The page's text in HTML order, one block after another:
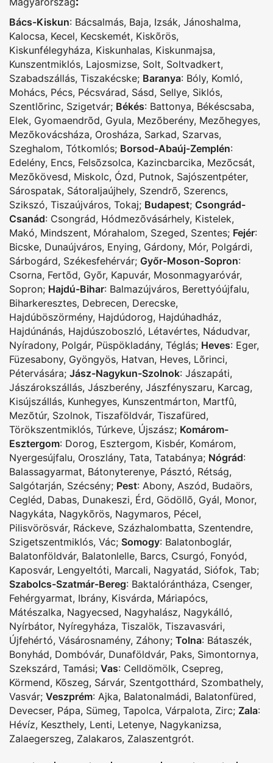
Bács-Kiskun: Bácsalmás, Baja, Izsák, Jánoshalma,
Kalocsa, Kecel, Kecskemét, Kiskõrös,
Kiskunfélegyháza, Kiskunhalas, Kiskunmajsa,
Kunszentmiklós, Lajosmizse, Solt, Soltvadkert,
Szabadszállás, Tiszakécske; Baranya: Bóly, Komló,
Mohács, Pécs, Pécsvárad, Sásd, Sellye, Siklós,
Szentlõrinc, Szigetvár; Békés: Battonya, Békéscsaba,
Elek, Gyomaendrõd, Gyula, Mezõberény, Mezõhegyes,
Mezõkovácsháza, Orosháza, Sarkad, Szarvas,
Szeghalom, Tótkomlós; Borsod-Abaúj-Zemplén:
Edelény, Encs, Felsõzsolca, Kazincbarcika, Mezõcsát,
Mezõkövesd, Miskolc, Ózd, Putnok, Sajószentpéter,
Sárospatak, Sátoraljaújhely, Szendrõ, Szerencs,
Szikszó, Tiszaújváros, Tokaj; Budapest; Csongrád-
Csanád: Csongrád, Hódmezõvásárhely, Kistelek,
Makó, Mindszent, Mórahalom, Szeged, Szentes; Fejér:
Bicske, Dunaújváros, Enying, Gárdony, Mór, Polgárdi,
Sárbogárd, Székesfehérvár; Győr-Moson-Sopron:
Csorna, Fertõd, Gyõr, Kapuvár, Mosonmagyaróvár,
Sopron; Hajdú-Bihar: Balmazújváros, Berettyóújfalu,
Biharkeresztes, Debrecen, Derecske,
Hajdúböszörmény, Hajdúdorog, Hajdúhadház,
Hajdúnánás, Hajdúszoboszló, Létavértes, Nádudvar,
Nyíradony, Polgár, Püspökladány, Téglás; Heves: Eger,
Füzesabony, Gyöngyös, Hatvan, Heves, Lõrinci,
Pétervására; Jász-Nagykun-Szolnok: Jászapáti,
Jászárokszállás, Jászberény, Jászfényszaru, Karcag,
Kisújszállás, Kunhegyes, Kunszentmárton, Martfû,
Mezõtúr, Szolnok, Tiszaföldvár, Tiszafüred,
Törökszentmiklós, Túrkeve, Újszász; Komárom-
Esztergom: Dorog, Esztergom, Kisbér, Komárom,
Nyergesújfalu, Oroszlány, Tata, Tatabánya; Nógrád:
Balassagyarmat, Bátonyterenye, Pásztó, Rétság,
Salgótarján, Szécsény; Pest: Abony, Aszód, Budaörs,
Cegléd, Dabas, Dunakeszi, Érd, Gödöllõ, Gyál, Monor,
Nagykáta, Nagykõrös, Nagymaros, Pécel,
Pilisvörösvár, Ráckeve, Százhalombatta, Szentendre,
Szigetszentmiklós, Vác; Somogy: Balatonboglár,
Balatonföldvár, Balatonlelle, Barcs, Csurgó, Fonyód,
Kaposvár, Lengyeltóti, Marcali, Nagyatád, Siófok, Tab;
Szabolcs-Szatmár-Bereg: Baktalórántháza, Csenger,
Fehérgyarmat, Ibrány, Kisvárda, Máriapócs,
Mátészalka, Nagyecsed, Nagyhalász, Nagykálló,
Nyírbátor, Nyíregyháza, Tiszalök, Tiszavasvári,
Újfehértó, Vásárosnamény, Záhony; Tolna: Bátaszék,
Bonyhád, Dombóvár, Dunaföldvár, Paks, Simontornya,
Szekszárd, Tamási; Vas: Celldömölk, Csepreg,
Körmend, Kõszeg, Sárvár, Szentgotthárd, Szombathely,
Vasvár; Veszprém: Ajka, Balatonalmádi, Balatonfüred,
Devecser, Pápa, Sümeg, Tapolca, Várpalota, Zirc; Zala:
Hévíz, Keszthely, Lenti, Letenye, Nagykanizsa,
Zalaegerszeg, Zalakaros, Zalaszentgrót.